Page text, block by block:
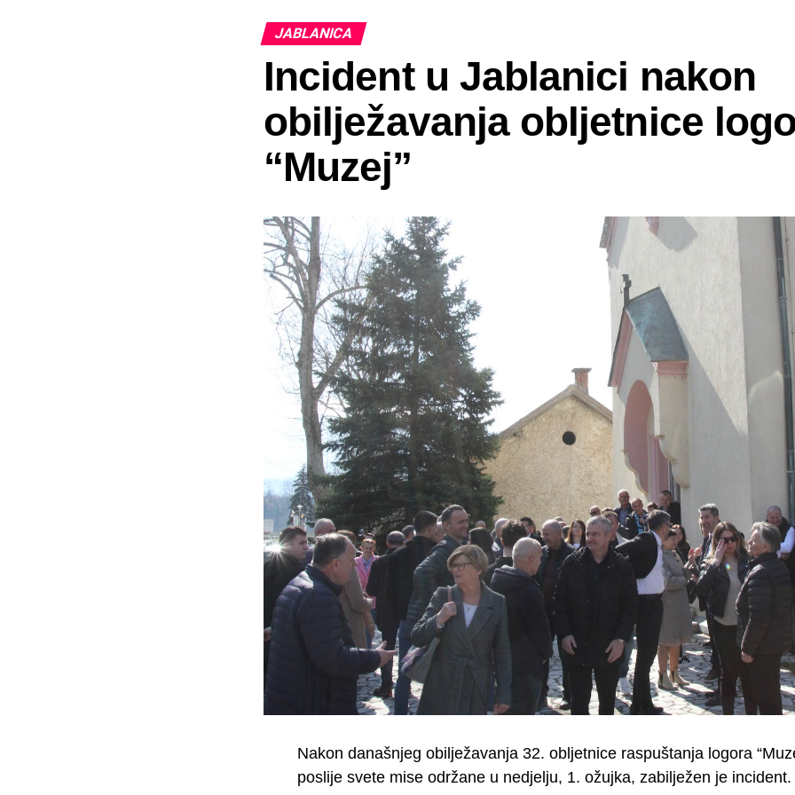
JABLANICA
Incident u Jablanici nakon
obilježavanja obljetnice
“Muzej”
Nakon današnjeg obilježavanja 32. obljetnice raspuštanja logora
poslije svete mise održane u nedjelju, 1. ožujka, zabilježen je incident.